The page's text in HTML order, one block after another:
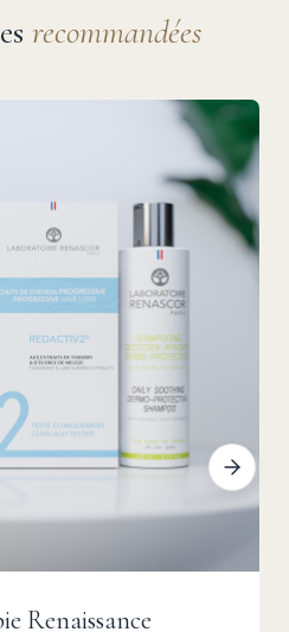
recommandées
Renaissance